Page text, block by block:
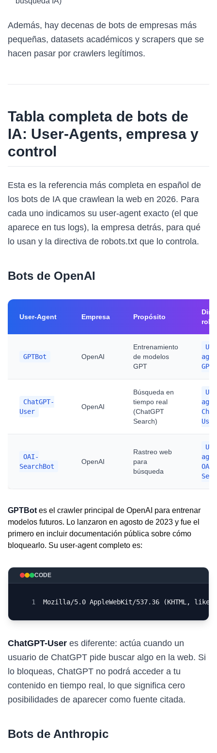
Además, hay decenas de bots de empresas más
pequeñas, datasets académicos y scrapers que se
hacen pasar por crawlers legítimos.
Tabla completa de bots de
IA: User-Agents, empresa y
control
Esta es la referencia más completa en español de
los bots de IA que crawlean la web en 2026. Para
cada uno indicamos su user-agent exacto (el que
aparece en tus logs), la empresa detrás, para qué
lo usan y la directiva de robots.txt que lo controla.
Bots de OpenAI
User-Agent Empresa Propósito
GPTBot OpenAI
Entrenamiento
de modelos
GPT
ChatGPT-
User
OpenAI
Búsqueda en
tiempo real
(ChatGPT
Search)
User
OAI-
SearchBot
OpenAI
Rastreo web
para
búsqueda
OAI-
GPTBot es el crawler principal de OpenAI para entrenar
modelos futuros. Lo lanzaron en agosto de 2023 y fue el
primero en incluir documentación pública sobre cómo
bloquearlo. Su user-agent completo es:
CODE
1 Mozilla/5.0 AppleWebKit/537.36 (KHTML,
ChatGPT-User es diferente: actúa cuando un
usuario de ChatGPT pide buscar algo en la web. Si
lo bloqueas, ChatGPT no podrá acceder a tu
contenido en tiempo real, lo que significa cero
posibilidades de aparecer como fuente citada.
Bots de Anthropic